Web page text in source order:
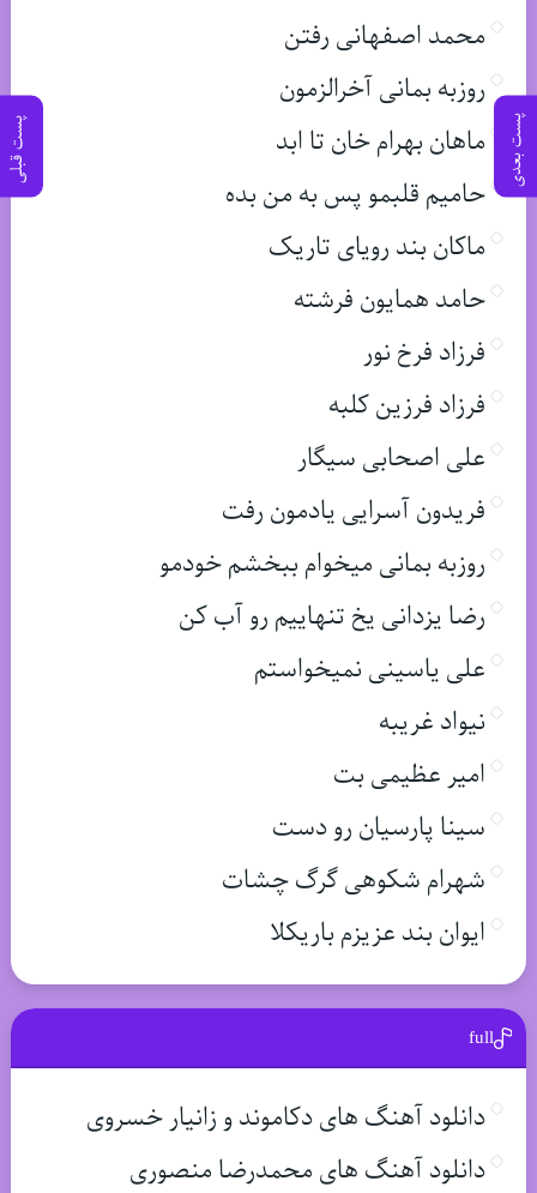
پست بعدی پست قبلی
محمد اصفهانی رفتن
روزبه بمانی آخرالزمون
ماهان بهرام خان تا ابد
حامیم قلبمو پس به من بده
ماکان بند رویای تاریک
حامد همایون فرشته
فرزاد فرخ نور
فرزاد فرزین کلبه
علی اصحابی سیگار
فریدون آسرایی یادمون رفت
روزبه بمانی میخوام ببخشم خودمو
رضا یزدانی یخ تنهاییم رو آب کن
علی یاسینی نمیخواستم
نیواد غریبه
امیر عظیمی بت
سینا پارسیان رو دست
شهرام شکوهی گرگ چشات
ایوان بند عزیزم باریکلا
full
دانلود آهنگ های دکاموند و زانیار خسروی
دانلود آهنگ های محمدرضا منصوری